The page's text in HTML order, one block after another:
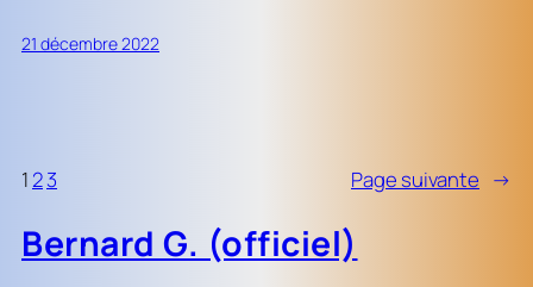
21 décembre 2022
1 23 Page suivante →
Bernard G. (officiel)